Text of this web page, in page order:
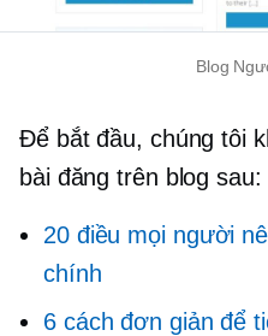
Blog
Để bắt đầu, chúng tôi
bài đăng trên blog sau:
20 điều mọi người
chính
6 cách đơn giản để